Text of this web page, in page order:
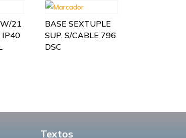
21
IP40
BASE SEXTUPLE
SUP. S/CABLE 796
DSC
Textos